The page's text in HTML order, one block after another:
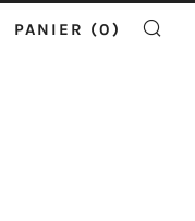
PANIER (0)